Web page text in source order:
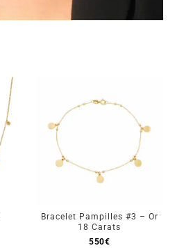
Bracelet Pampilles #3 – Or
18 Carats
550€